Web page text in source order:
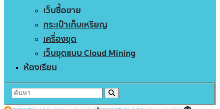
เว็บซื้อขาย
กระเป๋าเก็บเหรียญ
เครื่องขุด
เว็บขุดแบบ Cloud Mining
ห้องเรียน